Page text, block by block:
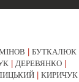
БУТКАЛЮК
ДЕРЕВЯНКО
КИРИЧУК